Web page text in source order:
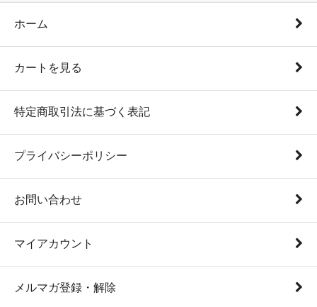
ホーム
カートを見る
特定商取引法に基づく表記
プライバシーポリシー
お問い合わせ
マイアカウント
メルマガ登録・解除